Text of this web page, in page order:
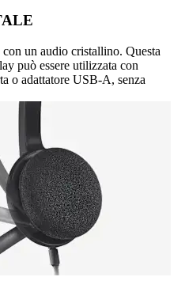
un audio cristallino. Questa
può essere utilizzata con
o adattatore USB-A, senza